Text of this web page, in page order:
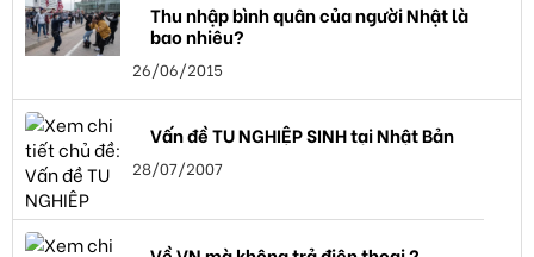
Thu nhập bình quân của người Nhật là
bao nhiêu?
26/06/2015
Vấn đề TU NGHIỆP SINH tại Nhật Bản
28/07/2007